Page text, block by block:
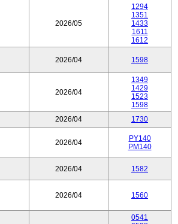
2026/05
1294
1351
1433
1611
1612
2026/04 1598
2026/04
1349
1429
1523
1598
2026/04 1730
2026/04
PY140
PM140
2026/04 1582
2026/04 1560
0541